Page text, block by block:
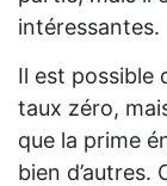
intéressantes.
Il est possible
taux zéro,
que la prime
bien d’autres.